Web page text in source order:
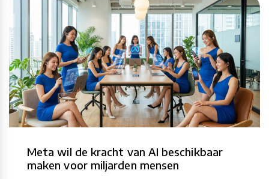
Meta wil de kracht van AI beschikbaar
maken voor miljarden mensen